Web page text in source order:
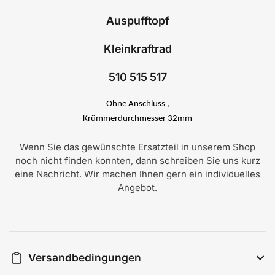
Auspufftopf
Kleinkraftrad
510 515 517
Ohne Anschluss ,
Krümmerdurchmesser 32mm
Wenn Sie das gewünschte Ersatzteil in unserem Shop
noch nicht finden konnten, dann schreiben Sie uns kurz
eine Nachricht. Wir machen Ihnen gern ein individuelles
Angebot.
Versandbedingungen